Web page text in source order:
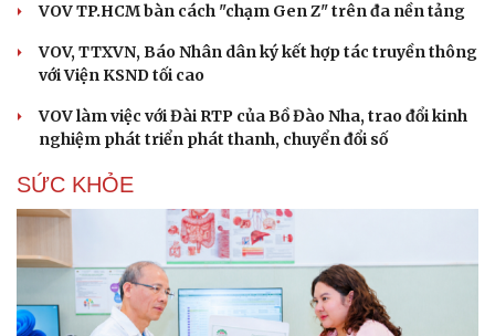
VOV TP.HCM bàn cách "chạm Gen Z" trên đa nền tảng
VOV, TTXVN, Báo Nhân dân ký kết hợp tác truyền thông
với Viện KSND tối cao
VOV làm việc với Đài RTP của Bồ Đào Nha, trao đổi kinh
nghiệm phát triển phát thanh, chuyển đổi số
SỨC KHỎE